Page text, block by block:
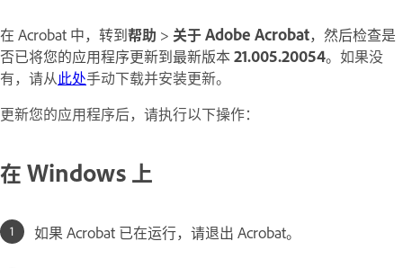
在 Acrobat 中，转到帮助 > 关于 Adobe Acrobat，然后检查是
否已将您的应用程序更新到最新版本21.005.20054。 如果没
有，请从此处手动下载并安装更新。
更新您的应用程序后，请执行以下操作：
在 Windows 上
如果 Acrobat 已在运行，请退出 Acrobat。